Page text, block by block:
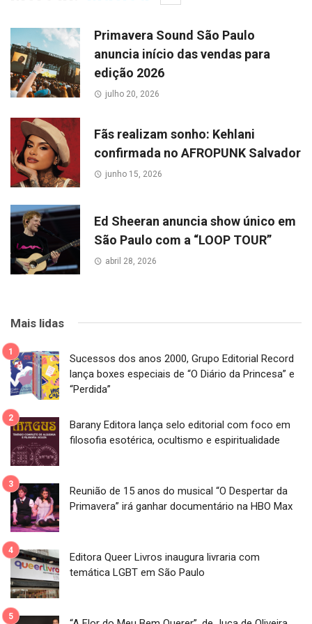
Primavera Sound São Paulo
anuncia início das vendas para
edição 2026
julho 20, 2026
Fãs realizam sonho: Kehlani
confirmada no AFROPUNK Salvador
junho 15, 2026
Ed Sheeran anuncia show único em
São Paulo com a “LOOP TOUR”
abril 28, 2026
Mais lidas
Sucessos dos anos 2000, Grupo Editorial Record
lança boxes especiais de “O Diário da Princesa” e
“Perdida”
Barany Editora lança selo editorial com foco em
filosofia esotérica, ocultismo e espiritualidade
Reunião de 15 anos do musical “O Despertar da
Primavera” irá ganhar documentário na HBO Max
Editora Queer Livros inaugura livraria com
temática LGBT em São Paulo